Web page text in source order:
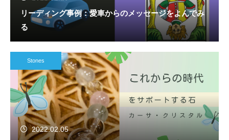
リーディング事例：愛車からのメッセージをよんでみ
る
Stones
2022.02.05